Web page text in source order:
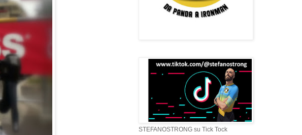
STEFANOSTRONG su Tick Tock